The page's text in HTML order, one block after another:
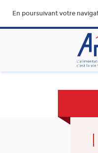
En poursuivant votre